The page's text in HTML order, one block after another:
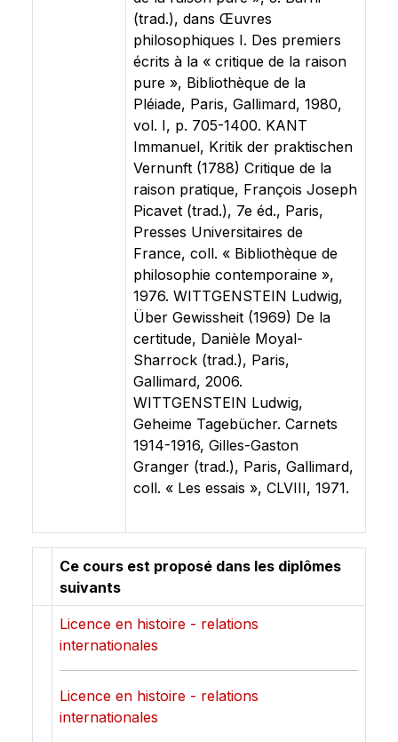
(trad.), dans Œuvres
philosophiques I. Des premiers
écrits à la « critique de la raison
pure », Bibliothèque de la
Pléiade, Paris, Gallimard, 1980,
vol. I, p. 705-1400. KANT
Immanuel, Kritik der praktischen
Vernunft (1788) Critique de la
raison pratique, François Joseph
Picavet (trad.), 7e éd., Paris,
Presses Universitaires de
France, coll. « Bibliothèque de
philosophie contemporaine »,
1976. WITTGENSTEIN Ludwig,
Über Gewissheit (1969) De la
certitude, Danièle Moyal-
Sharrock (trad.), Paris,
Gallimard, 2006.
WITTGENSTEIN Ludwig,
Geheime Tagebücher. Carnets
1914-1916, Gilles-Gaston
Granger (trad.), Paris, Gallimard,
coll. « Les essais », CLVIII, 1971.
Ce cours est proposé dans les diplômes
suivants
Licence en histoire - relations
internationales
Licence en histoire - relations
internationales